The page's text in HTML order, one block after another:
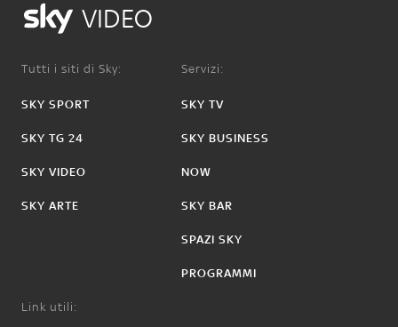
VIDEO
Tutti i siti di Sky:
SKY SPORT
SKY TG 24
SKY VIDEO
SKY ARTE
Servizi:
SKY TV
SKY BUSINESS
NOW
SKY BAR
SPAZI SKY
PROGRAMMI
Link utili: